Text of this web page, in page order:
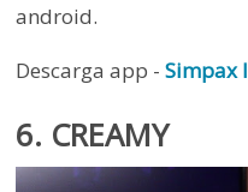
android.
Descarga app -Simpax
6. CREAMY